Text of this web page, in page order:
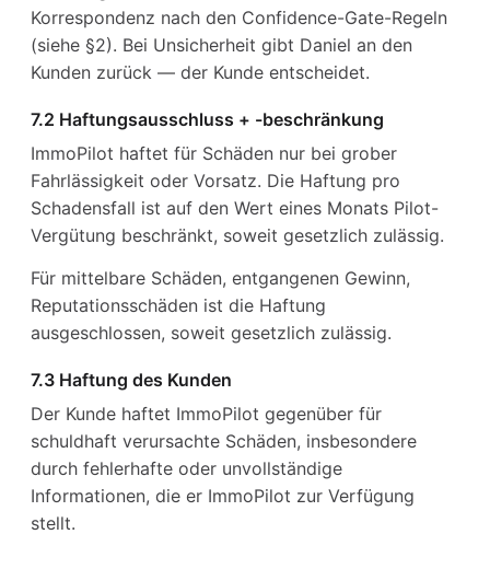
Korrespondenz nach den Confidence-Gate-Regeln
(siehe §2). Bei Unsicherheit gibt Daniel an den
Kunden zurück — der Kunde entscheidet.
7.2 Haftungsausschluss + -beschränkung
ImmoPilot haftet für Schäden nur bei grober
Fahrlässigkeit oder Vorsatz. Die Haftung pro
Schadensfall ist auf den Wert eines Monats Pilot-
Vergütung beschränkt, soweit gesetzlich zulässig.
Für mittelbare Schäden, entgangenen Gewinn,
Reputationsschäden ist die Haftung
ausgeschlossen, soweit gesetzlich zulässig.
7.3 Haftung des Kunden
Der Kunde haftet ImmoPilot gegenüber für
schuldhaft verursachte Schäden, insbesondere
durch fehlerhafte oder unvollständige
Informationen, die er ImmoPilot zur Verfügung
stellt.